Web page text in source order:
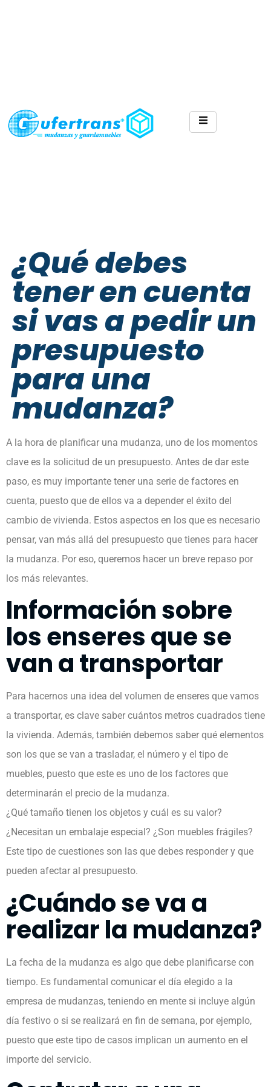
¿Qué debes
tener en cuenta
si vas a pedir un
presupuesto
para una
mudanza?
A la hora de planificar una mudanza, uno de los momentos
clave es la solicitud de un presupuesto. Antes de dar este
paso, es muy importante tener una serie de factores en
cuenta, puesto que de ellos va a depender el éxito del
cambio de vivienda. Estos aspectos en los que es necesario
pensar, van más allá del presupuesto que tienes para hacer
la mudanza. Por eso, queremos hacer un breve repaso por
los más relevantes.
Información sobre
los enseres que se
van a transportar
Para hacernos una idea del volumen de enseres que vamos
a transportar, es clave saber cuántos metros cuadrados tiene
la vivienda. Además, también debemos saber qué elementos
son los que se van a trasladar, el número y el tipo de
muebles, puesto que este es uno de los factores que
determinarán el precio de la mudanza.
¿Qué tamaño tienen los objetos y cuál es su valor?
¿Necesitan un embalaje especial? ¿Son muebles frágiles?
Este tipo de cuestiones son las que debes responder y que
pueden afectar al presupuesto.
¿Cuándo se va a
realizar la mudanza?
La fecha de la mudanza es algo que debe planificarse con
tiempo. Es fundamental comunicar el día elegido a la
empresa de mudanzas, teniendo en mente si incluye algún
día festivo o si se realizará en fin de semana, por ejemplo,
puesto que este tipo de casos implican un aumento en el
importe del servicio.